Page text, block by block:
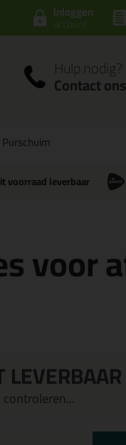
Inloggen
account
Hulp nodig?
Contact ons
Purschuim
voorraad leverbaar
voor
LEVERBAAR